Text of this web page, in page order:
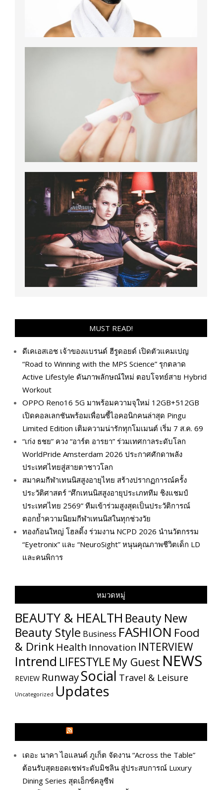
MUST READ!
ดีเคเอสเอช เจ้าของแบรนด์ ฮีรูดอยด์ เปิดตัวแคมเปญ
“Road to Winning with the MPS Science” รุกตลาด
Active Lifestyle ดันภาพลักษณ์ใหม่ ตอบโจทย์สาย Hybrid
Workout
OPPO Reno16 5G มาพร้อมความจุใหม่ 12GB+512GB
เปิดคอลเลกชันพร้อมเพื่อนซี้ไอคอนิกคนล่าสุด Pingu
Limited Edition เติมความน่ารักทุกโมเมนต์ เริ่ม 7 ส.ค. 69
“เก่ง ธชย” ควง “อาร์ต อารยา” ร่วมเทศกาลระดับโลก
WorldPride Amsterdam 2026 ประกาศศักดาพลัง
ประเทศไทยสู่สายตาชาวโลก
สมาคมกีฬาเทนนิสสูงอายุไทย สร้างปรากฏการณ์ครั้ง
ประวัติศาสตร์ “ศึกเทนนิสสูงอายุประเภททีม ชิงแชมป์
ประเทศไทย 2569” ทีมเข้าร่วมสูงสุดเป็นประวัติการณ์
ตอกย้ำความนิยมกีฬาเทนนิสในทุกช่วงวัย
ทองก้อนใหญ่ โฮลดิ้ง ร่วมงาน NCPD 2026 นำนวัตกรรม
“Eyetronix” และ “NeuroSight” หนุนคุณภาพชีวิตเด็ก LD
และคนพิการ
หมวดหมู่
BEAUTY & HEALTH Beauty New
Beauty Style Business FASHION Food
& Drink Health Innovation INTERVIEW
Intrend LIFESTYLE My​ Guest NEWS
REVIEW RunwaySocial Travel & Leisure
Uncategorized Updates
เดอะ นาคา ไอแลนด์ ภูเก็ต จัดงาน “Across the Table”
ต้อนรับสุดยอดเชฟระดับมิชลิน สู่ประสบการณ์ Luxury
Dining Series สุดเอ็กซ์คลูซีฟ